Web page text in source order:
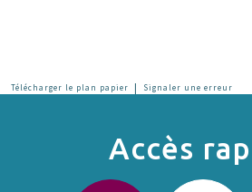
Télécharger le plan papier | Signaler une erreur
Accès